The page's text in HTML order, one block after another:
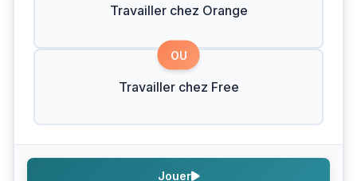
Travailler chez Orange
OU
Travailler chez Free
Jouer